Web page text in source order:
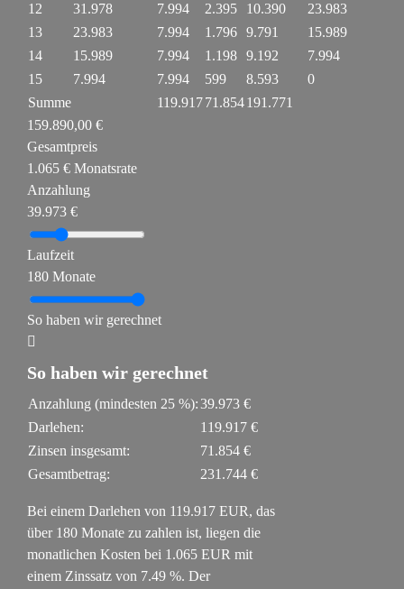
12
31.978 7.994 2.395 10.390
23.983
13
23.983 7.994 1.796 9.791
15.989
14
15.989 7.994 1.198 9.192
7.994
15
7.994 7.994 599 8.593
0
Summe
119.91771.854191.771
159.890,00 €
Gesamtpreis
1.065 € Monatsrate
Anzahlung
39.973 €
Laufzeit
180 Monate
So haben wir gerechnet
So haben wir gerechnet
Anzahlung (mindesten 25 %):39.973 €
Darlehen:
119.917 €
Zinsen insgesamt:
71.854 €
Gesamtbetrag:
231.744 €
Bei einem Darlehen von 119.917 EUR, das
über 180 Monate zu zahlen ist, liegen die
monatlichen Kosten bei 1.065 EUR mit
einem Zinssatz von 7.49 %. Der